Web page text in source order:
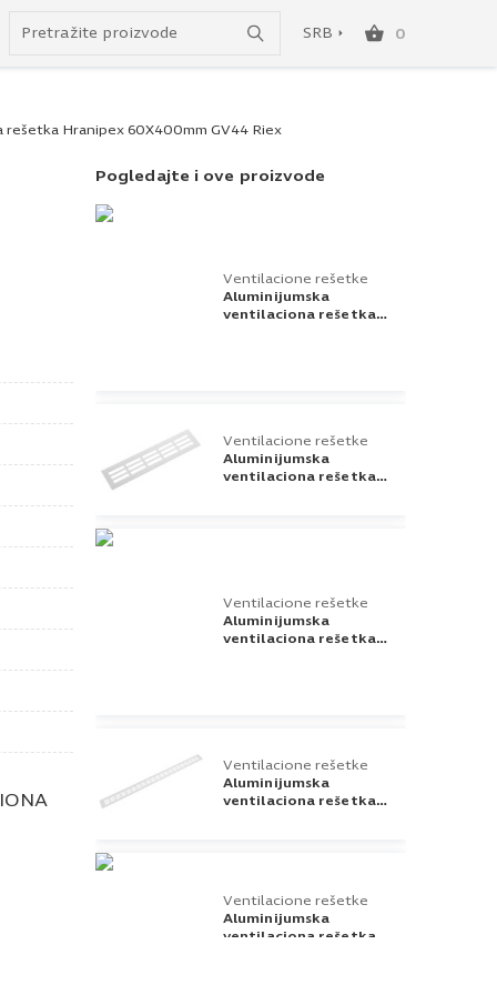
SRB 0
Hranipex 60X400mm GV44 Riex
Pogledajte i ove proizvode
Ventilacione rešetke
Aluminijumska
ventilaciona rešetka
Ventilacione rešetke
Aluminijumska
ventilaciona rešetka
Ventilacione rešetke
Aluminijumska
ventilaciona rešetka
Ventilacione rešetke
Aluminijumska
ventilaciona rešetka
Ventilacione rešetke
Aluminijumska
ventilaciona rešetka